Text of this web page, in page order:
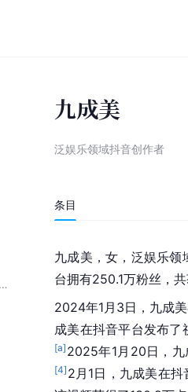
2026年3月网络热议事件当事人
九成美
泛娱乐领域抖音创作者
条目
九成美，女，泛娱乐领
台拥有250.1万粉丝，
2024年1月3日，九成
成美在抖音平台发布
[a] 2025年1月20日，
[4] 2月1日，九成美在